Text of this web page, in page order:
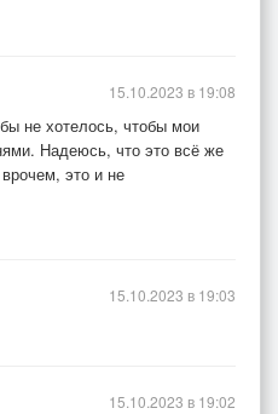
не хотелось, чтобы мои
Надеюсь, что это всё же
это и не
15.10.2023 в 19:08
15.10.2023 в 19:03
15.10.2023 в 19:02